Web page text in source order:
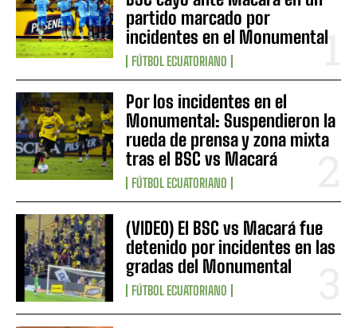
partido marcado por
incidentes en el Monumental
FÚTBOL ECUATORIANO
Por los incidentes en el
Monumental: Suspendieron la
rueda de prensa y zona mixta
tras el BSC vs Macará
FÚTBOL ECUATORIANO
(VIDEO) El BSC vs Macará fue
detenido por incidentes en las
gradas del Monumental
FÚTBOL ECUATORIANO